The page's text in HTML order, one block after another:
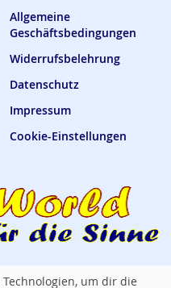
Allgemeine
Geschäftsbedingungen
Widerrufsbelehrung
Datenschutz
Impressum
Cookie-Einstellungen
um dir die